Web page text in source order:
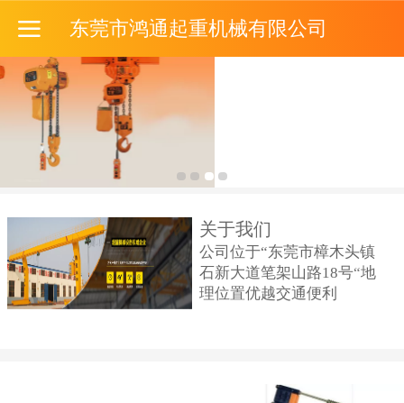
东莞市鸿通起重机械有限公司
关于我们
公司位于“东莞市樟木头镇
石新大道笔架山路18号“地
理位置优越交通便利